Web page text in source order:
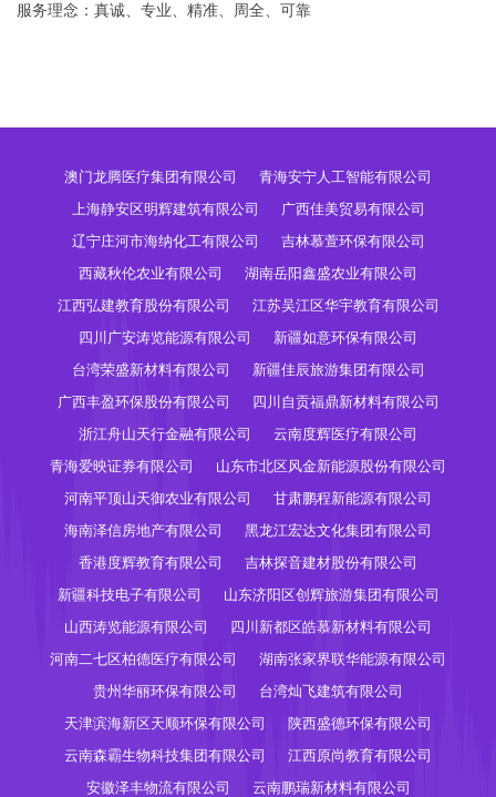
服务理念：真诚、专业、精准、周全、可靠
澳门龙腾医疗集团有限公司
青海安宁人工智能有限公司
上海静安区明辉建筑有限公司
广西佳美贸易有限公司
辽宁庄河市海纳化工有限公司
吉林慕萱环保有限公司
西藏秋伦农业有限公司
湖南岳阳鑫盛农业有限公司
江西弘建教育股份有限公司
江苏吴江区华宇教育有限公司
四川广安涛览能源有限公司
新疆如意环保有限公司
台湾荣盛新材料有限公司
新疆佳辰旅游集团有限公司
广西丰盈环保股份有限公司
四川自贡福鼎新材料有限公司
浙江舟山天行金融有限公司
云南度辉医疗有限公司
青海爱映证券有限公司
山东市北区风金新能源股份有限公司
河南平顶山天御农业有限公司
甘肃鹏程新能源有限公司
海南泽信房地产有限公司
黑龙江宏达文化集团有限公司
香港度辉教育有限公司
吉林探音建材股份有限公司
新疆科技电子有限公司
山东济阳区创辉旅游集团有限公司
山西涛览能源有限公司
四川新都区皓慕新材料有限公司
河南二七区柏德医疗有限公司
湖南张家界联华能源有限公司
贵州华丽环保有限公司
台湾灿飞建筑有限公司
天津滨海新区天顺环保有限公司
陕西盛德环保有限公司
云南森霸生物科技集团有限公司
江西原尚教育有限公司
安徽泽丰物流有限公司
云南鹏瑞新材料有限公司